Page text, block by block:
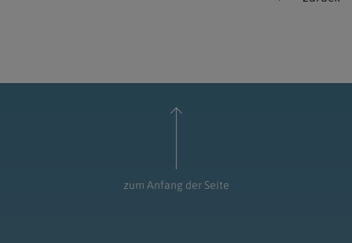
zum Anfang der Seite